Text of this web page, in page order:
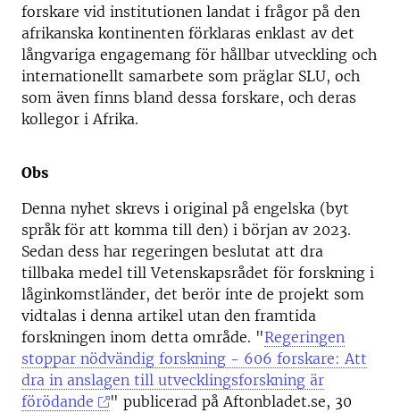
forskare vid institutionen landat i frågor på den
afrikanska kontinenten förklaras enklast av det
långvariga engagemang för hållbar utveckling och
internationellt samarbete som präglar SLU, och
som även finns bland dessa forskare, och deras
kollegor i Afrika.
Obs
Denna nyhet skrevs i original på engelska (byt
språk för att komma till den) i början av 2023.
Sedan dess har regeringen beslutat att dra
tillbaka medel till Vetenskapsrådet för forskning i
låginkomstländer, det berör inte de projekt som
vidtalas i denna artikel utan den framtida
forskningen inom detta område. "Regeringen
stoppar nödvändig forskning - 606 forskare: Att
dra in anslagen till utvecklingsforskning är
förödande
" publicerad på Aftonbladet.se, 30